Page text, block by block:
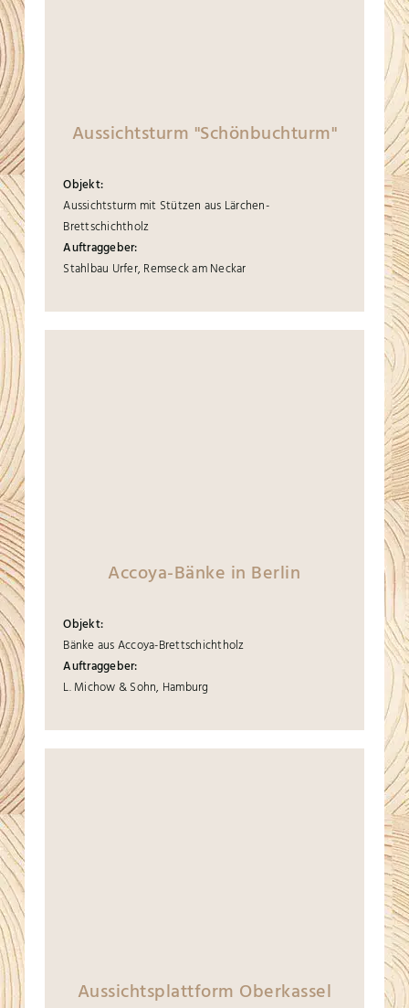
Aussichtsturm "Schönbuchturm"
Objekt:
Aussichtsturm mit Stützen aus Lärchen-
Brettschichtholz
Auftraggeber:
Stahlbau Urfer, Remseck am Neckar
Accoya-Bänke in Berlin
Objekt:
Bänke aus Accoya-Brettschichtholz
Auftraggeber:
L. Michow & Sohn, Hamburg
Aussichtsplattform Oberkassel